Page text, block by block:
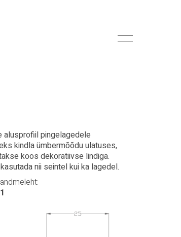
alusprofiil pingelagedele
kindla ümbermõõdu ulatuses,
koos dekoratiivse lindiga.
nii seintel kui ka lagedel.